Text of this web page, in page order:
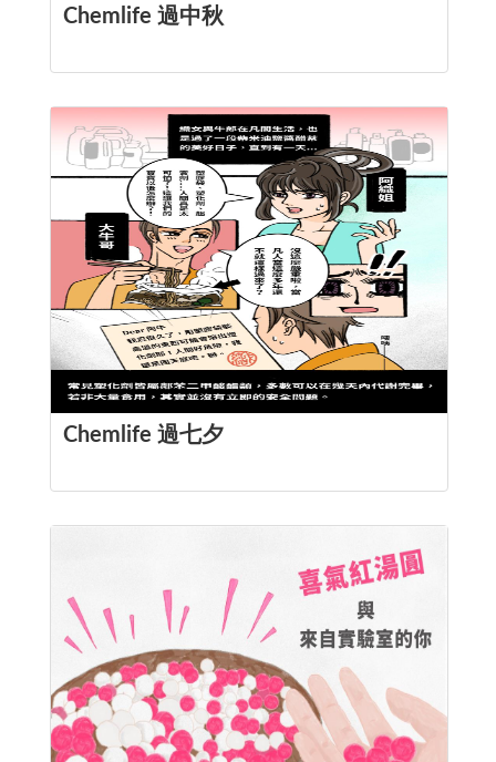
Chemlife 過中秋
Chemlife 過七夕